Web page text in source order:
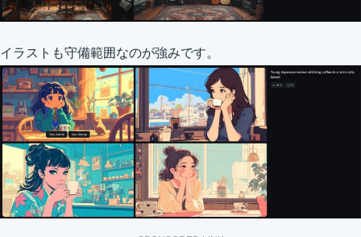
イラストも守備範囲なのが強みです。